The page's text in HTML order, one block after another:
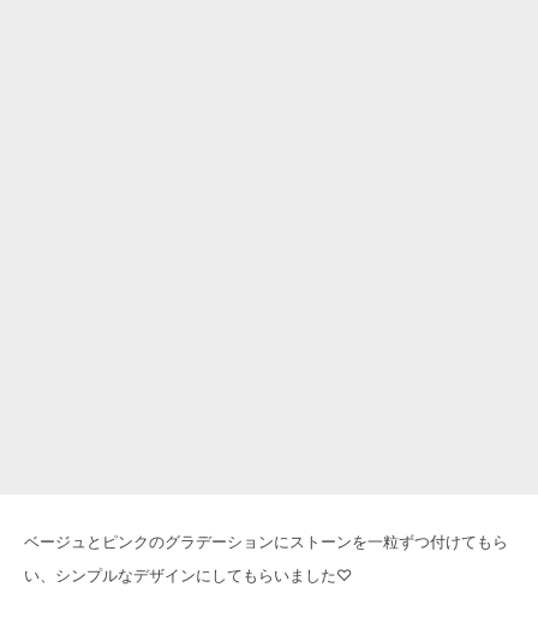
ベージュとピンクのグラデーションにストーンを一粒ずつ付けてもら
い、シンプルなデザインにしてもらいました♡